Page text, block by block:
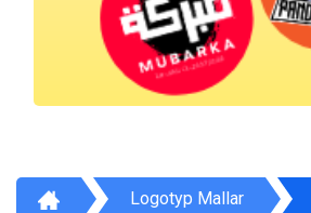
Logotyp Mallar